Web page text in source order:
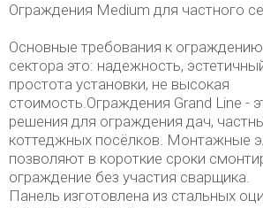
Ограждения Medium для частного
Основные требования к
сектора это: надежность,
простота установки, не высокая
стоимость.Ограждения Grand Line -
решения для ограждения дач,
коттеджных посёлков. Монтажные
позволяют в короткие сроки
ограждение без участия сварщика.
Панель изготовлена из стальных